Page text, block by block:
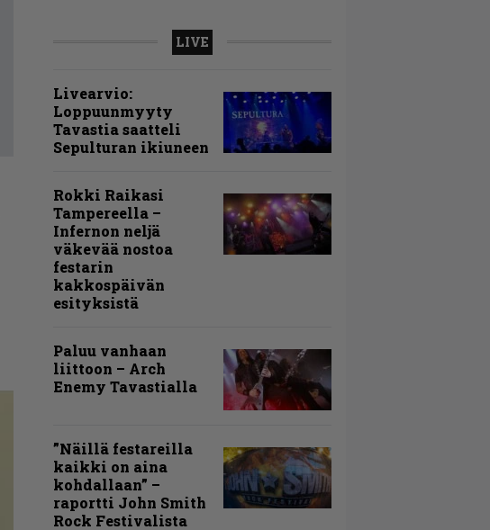
LIVE
Livearvio:
Loppuunmyyty
Tavastia saatteli
Sepulturan ikiuneen
Rokki Raikasi
Tampereella –
Infernon neljä
väkevää nostoa
festarin
kakkospäivän
esityksistä
Paluu vanhaan
liittoon – Arch
Enemy Tavastialla
”Näillä festareilla
kaikki on aina
kohdallaan” –
raportti John Smith
Rock Festivalista